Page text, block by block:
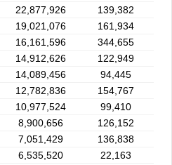
22,877,926
139,382
19,021,076
161,934
16,161,596
344,655
14,912,626
122,949
14,089,456
94,445
12,782,836
154,767
10,977,524
99,410
8,900,656
126,152
7,051,429
136,838
6,535,520
22,163